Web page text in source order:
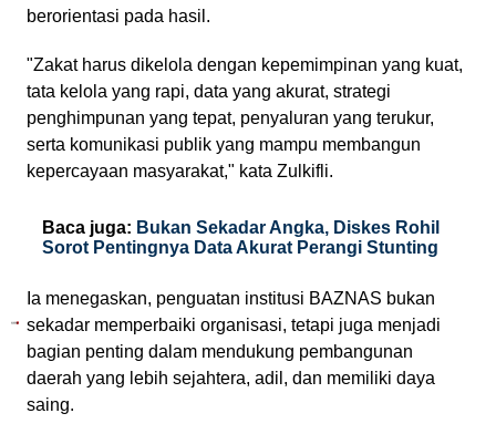
berorientasi pada hasil.
"Zakat harus dikelola dengan kepemimpinan yang kuat,
tata kelola yang rapi, data yang akurat, strategi
penghimpunan yang tepat, penyaluran yang terukur,
serta komunikasi publik yang mampu membangun
kepercayaan masyarakat," kata Zulkifli.
Baca juga: Bukan Sekadar Angka, Diskes Rohil
Sorot Pentingnya Data Akurat Perangi Stunting
Ia menegaskan, penguatan institusi BAZNAS bukan
sekadar memperbaiki organisasi, tetapi juga menjadi
bagian penting dalam mendukung pembangunan
daerah yang lebih sejahtera, adil, dan memiliki daya
saing.